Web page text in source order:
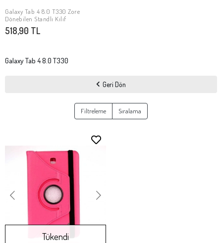
Stokta Yok
Galaxy Tab 4 8.0 T330 Zore
Dönebilen Standlı Kılıf
518,90 TL
Galaxy Tab 4 8.0 T330
Geri Dön
Filtreleme Sıralama
Tükendi